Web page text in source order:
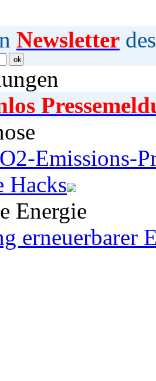
Newsletter
Emissions-
Hacks
Energie
erneuerbarer